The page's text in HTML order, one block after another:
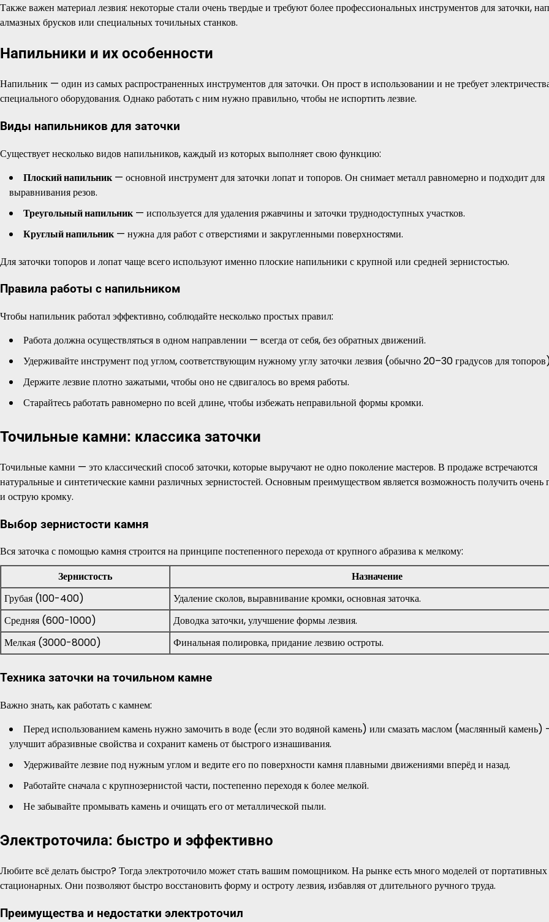
Также важен материал лезвия: некоторые стали очень твердые и требуют более профессиональных инструментов для заточки,
алмазных брусков или специальных точильных станков.
Напильники и их особенности
Напильник — один из самых распространенных инструментов для заточки. Он прост в использовании и не требует
специального оборудования. Однако работать с ним нужно правильно, чтобы не испортить лезвие.
Виды напильников для заточки
Существует несколько видов напильников, каждый из которых выполняет свою функцию:
Плоский напильник— основной инструмент для заточки лопат и топоров. Он снимает металл равномерно и подходит для
выравнивания резов.
Треугольный напильник— используется для удаления ржавчины и заточки труднодоступных участков.
Круглый напильник— нужна для работ с отверстиями и закругленными поверхностями.
Для заточки топоров и лопат чаще всего используют именно плоские напильники с крупной или средней зернистостью.
Правила работы с напильником
Чтобы напильник работал эффективно, соблюдайте несколько простых правил:
Работа должна осуществляться в одном направлении — всегда от себя, без обратных движений.
Удерживайте инструмент под углом, соответствующим нужному углу заточки лезвия (обычно 20–30 градусов для
Держите лезвие плотно зажатыми, чтобы оно не сдвигалось во время работы.
Старайтесь работать равномерно по всей длине, чтобы избежать неправильной формы кромки.
Точильные камни: классика заточки
Точильные камни — это классический способ заточки, которые выручают не одно поколение мастеров. В продаже встречаются
натуральные и синтетические камни различных зернистостей. Основным преимуществом является возможность получить очень
и острую кромку.
Выбор зернистости камня
Вся заточка с помощью камня строится на принципе постепенного перехода от крупного абразива к мелкому:
Зернистость
Назначение
Грубая (100-400)
Удаление сколов, выравнивание кромки, основная заточка.
Средняя (600-1000)
Доводка заточки, улучшение формы лезвия.
Мелкая (3000-8000)
Финальная полировка, придание лезвию остроты.
Техника заточки на точильном камне
Важно знать, как работать с камнем:
Перед использованием камень нужно замочить в воде (если это водяной камень) или смазать маслом (маслянный камень)
улучшит абразивные свойства и сохранит камень от быстрого изнашивания.
Удерживайте лезвие под нужным углом и ведите его по поверхности камня плавными движениями вперёд и назад.
Работайте сначала с крупнозернистой части, постепенно переходя к более мелкой.
Не забывайте промывать камень и очищать его от металлической пыли.
Электроточила: быстро и эффективно
Любите всё делать быстро? Тогда электроточило может стать вашим помощником. На рынке есть много моделей от
стационарных. Они позволяют быстро восстановить форму и остроту лезвия, избавляя от длительного ручного труда.
Преимущества и недостатки электроточил